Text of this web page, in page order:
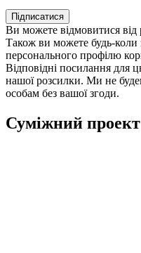
Підписатися
Ви можете відмовитися
Також ви можете будь-коли
персонального профілю
Відповідні посилання для
нашої розсилки. Ми не
особам без вашої згоди.
Суміжний проект